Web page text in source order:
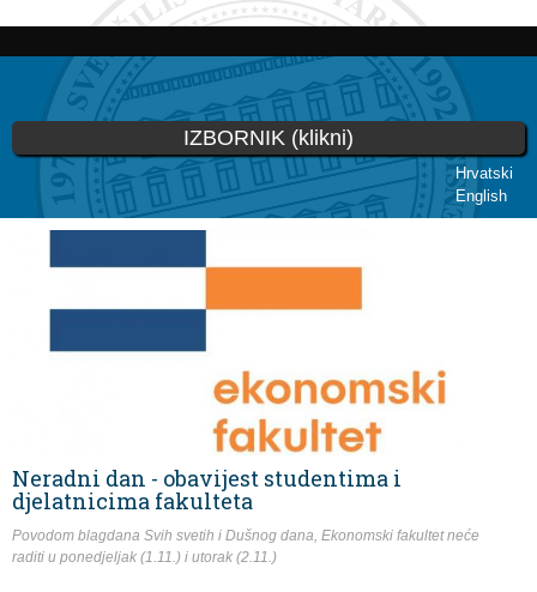
Skoči
glavni
sadržaj
Hrvatski
English
IZBORNIK (klikni)
Vi ste ovdje
Neradni dan - obavijest studentima i
djelatnicima fakulteta
Povodom blagdana Svih svetih i Dušnog dana, Ekonomski fakultet neće
raditi u ponedjeljak (1.11.) i utorak (2.11.)